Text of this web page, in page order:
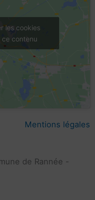
les cookies
contenu
Mentions légales
de Rannée -